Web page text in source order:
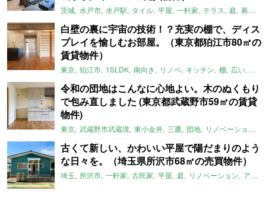
茨城 水戸市 水戸駅 タイル 平屋 一軒家 テラス 庭 募集中
白壁の裏に宇宙の技術！？充実の棚で、ディス
プレイを愉しむお部屋。（東京都狛江市80㎡の
賃貸物件）
東京 狛江市 1SLDK 南向き リノベ キッチン 棚 広い ガイ
令和の団地はこんなに心地よい。木のぬくもり
で包み直しました (東京都武蔵野市59㎡の賃貸
物件)
東京 武蔵野市武蔵境 東小金井 三鷹 団地 リノベーション
古くて新しい、かわいい平屋で陽だまりのよう
な日々を。（埼玉県所沢市68㎡の売買物件）
埼玉 所沢市 一軒家 古民家 平屋 庭 リノベーション アメリカンハウス